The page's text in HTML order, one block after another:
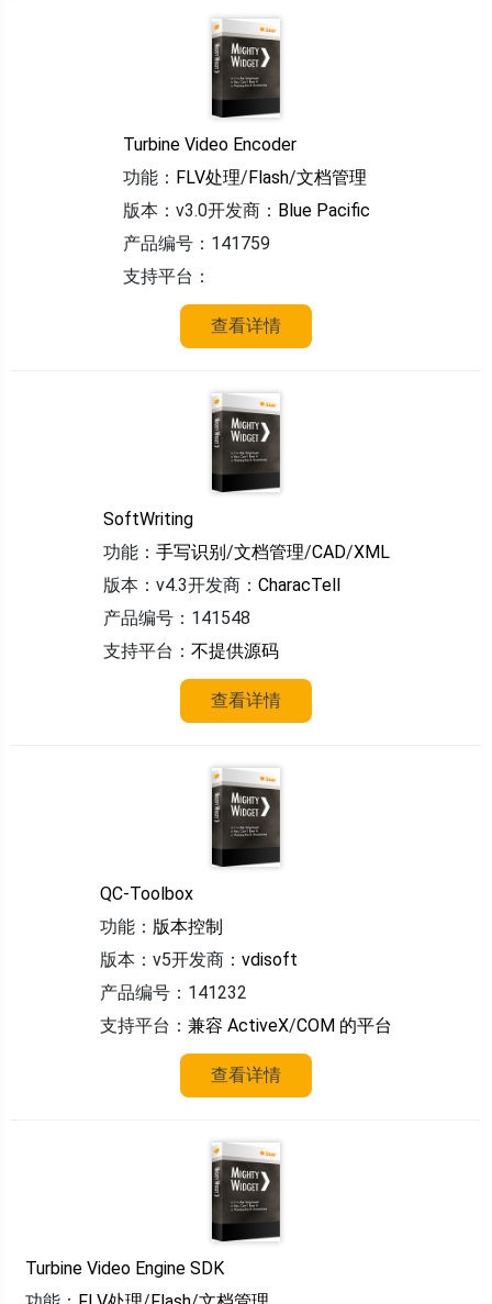
Turbine Video Encoder
功能： FLV处理/Flash/文档管理
版本：v3.0开发商： Blue Pacific
产品编号：141759
支持平台：
查看详情
SoftWriting
功能： 手写识别/文档管理/CAD/XML
版本：v4.3开发商： CharacTell
产品编号：141548
支持平台： 不提供源码
查看详情
QC-Toolbox
功能： 版本控制
版本：v5开发商： vdisoft
产品编号：141232
支持平台： 兼容 ActiveX/COM 的平台
查看详情
Turbine Video Engine SDK